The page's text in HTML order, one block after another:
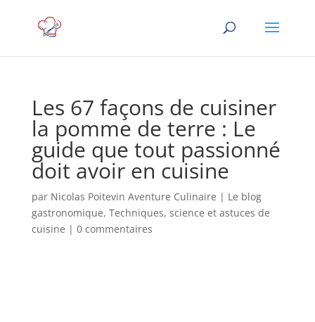
Les 67 façons de cuisiner
la pomme de terre : Le
guide que tout passionné
doit avoir en cuisine
par Nicolas Poitevin Aventure Culinaire | Le blog
gastronomique, Techniques, science et astuces de
cuisine | 0 commentaires